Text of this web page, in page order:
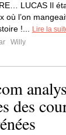
LUCAS Il
où l’on
!...
Lire la
Willy
des